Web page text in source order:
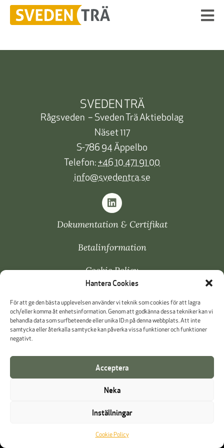
Hantera Cookies
För att ge den bästa upplevelsen använder vi teknik som cookies för att lagra
och/eller komma åt enhetsinformation. Genom att godkänna dessa tekniker kan vi
behandla data som surfbeteende eller unika ID:n på denna webbplats. Att inte
samtycka eller återkalla samtycke kan påverka vissa funktioner och funktioner
negativt.
Acceptera
Neka
Inställningar
Cookie Policy
SVEDEN TRÄ
Rågsveden – Sveden Trä Aktiebolag
Näset 117
S-786 94 Äppelbo
Telefon: +46 10 471 91 00
info@svedentra.se
Dokumentation & Certifikat
Betalinformation
Cookie Policy